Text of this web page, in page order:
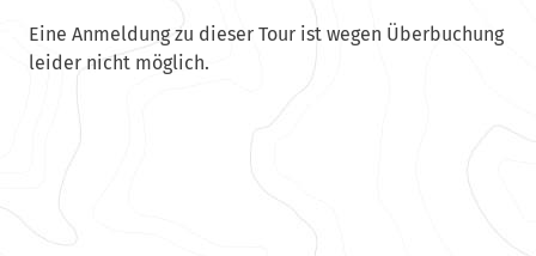
Eine Anmeldung zu dieser Tour ist wegen Überbuchung
leider nicht möglich.